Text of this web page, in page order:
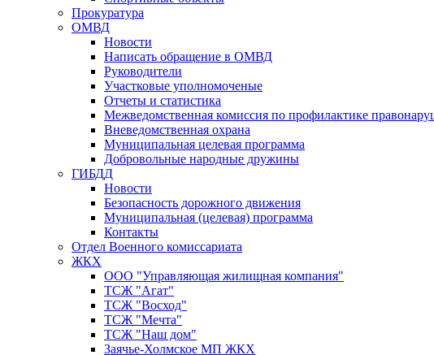
Прокуратура
ОМВД
Новости
Написать обращение в ОМВД
Руководители
Участковые уполномоченые
Отчеты и статистика
Межведомственная комиссия по профилактике
Вневедомственная охрана
Муниципальная целевая программа
Добровольные народные дружины
ГИБДД
Новости
Безопасность дорожного движения
Муниципальная (целевая) программа
Контакты
Отдел Военного комиссариата
ЖКХ
ООО "Управляющая жилищная компания"
ТСЖ "Агат"
ТСЖ "Восход"
ТСЖ "Мечта"
ТСЖ "Наш дом"
Заячье-Холмское МП ЖКХ